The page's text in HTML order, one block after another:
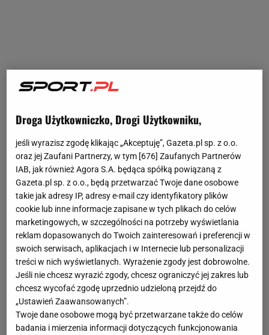
Droga Użytkowniczko, Drogi Użytkowniku,
jeśli wyrazisz zgodę klikając „Akceptuję”, Gazeta.pl sp. z o.o.
oraz jej Zaufani Partnerzy, w tym [676] Zaufanych Partnerów
IAB, jak również Agora S.A. będąca spółką powiązaną z
Gazeta.pl sp. z o.o., będą przetwarzać Twoje dane osobowe
takie jak adresy IP, adresy e-mail czy identyfikatory plików
cookie lub inne informacje zapisane w tych plikach do celów
marketingowych, w szczególności na potrzeby wyświetlania
reklam dopasowanych do Twoich zainteresowań i preferencji w
swoich serwisach, aplikacjach i w Internecie lub personalizacji
treści w nich wyświetlanych. Wyrażenie zgody jest dobrowolne.
Jeśli nie chcesz wyrazić zgody, chcesz ograniczyć jej zakres lub
chcesz wycofać zgodę uprzednio udzieloną przejdź do
„Ustawień Zaawansowanych”.
Twoje dane osobowe mogą być przetwarzane także do celów
badania i mierzenia informacji dotyczących funkcjonowania